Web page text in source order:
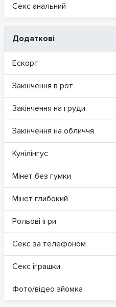
Секс анальний
Додаткові
Ескорт
Закінчення в рот
Закінчення на груди
Закінчення на обличчя
Кунілінгус
Мінет без гумки
Мінет глибокий
Рольові ігри
Секс за телефоном
Секс іграшки
Фото/відео зйомка